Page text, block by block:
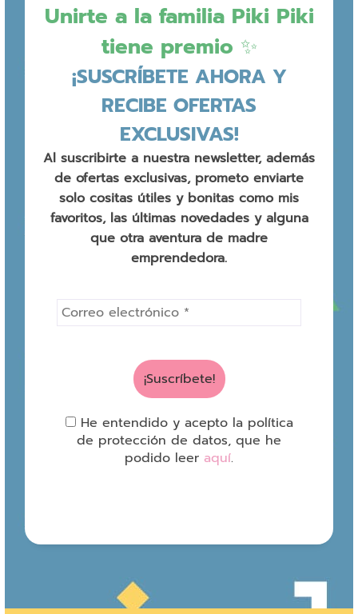
Unirte a la familia Piki Piki
tiene premio ✨
¡SUSCRÍBETE AHORA Y
RECIBE OFERTAS
EXCLUSIVAS!
Al suscribirte a nuestra newsletter, además
de ofertas exclusivas, prometo enviarte
solo cositas útiles y bonitas como mis
favoritos, las últimas novedades y alguna
que otra aventura de madre
emprendedora.
He entendido y acepto la política
de protección de datos, que he
podido leer aquí.